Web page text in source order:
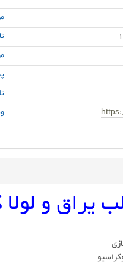
یراق و لولا